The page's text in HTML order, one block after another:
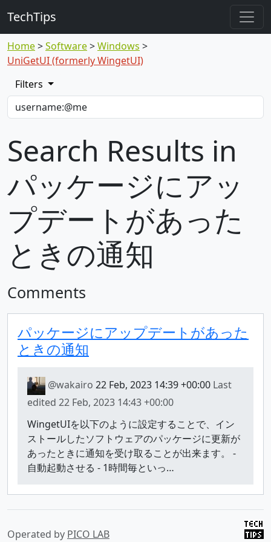
TechTips
Home Software
Windows
UniGetUI (formerly WingetUI)
Filters
Search Results in
パッケージにアッ
プデートがあった
ときの通知
Comments
パッケージにアップデートがあった
ときの通知
@wakairo 22 Feb, 2023 14:39 +00:00 Last
edited 22 Feb, 2023 14:43 +00:00
WingetUIを以下のように設定することで、イン
ストールしたソフトウェアのパッケージに更新が
あったときに通知を受け取ることが出来ます。 -
自動起動させる - 1時間毎といっ…
Operated by PICO LAB